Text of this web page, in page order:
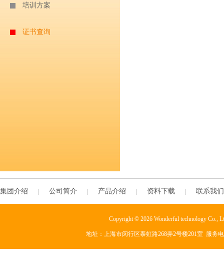
培训方案
证书查询
集团介绍 公司简介 产品介绍 资料下载 联系我们
Copyright © 2026 Wonderful technology Co.,
地址：上海市闵行区泰虹路268弄2号楼201室 服务